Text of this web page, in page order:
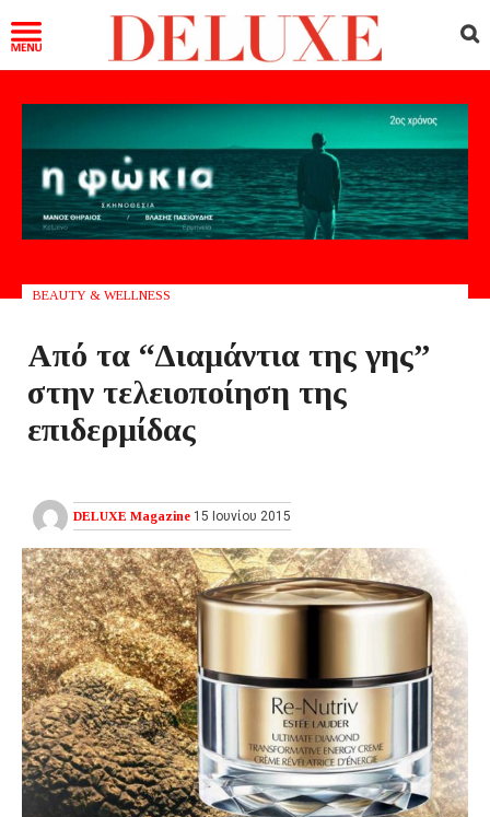
BEAUTY & WELLNESS
Από τα “Διαμάντια της γης”
στην τελειοποίηση της
επιδερμίδας
DELUXE Magazine 15 Ιουνίου 2015